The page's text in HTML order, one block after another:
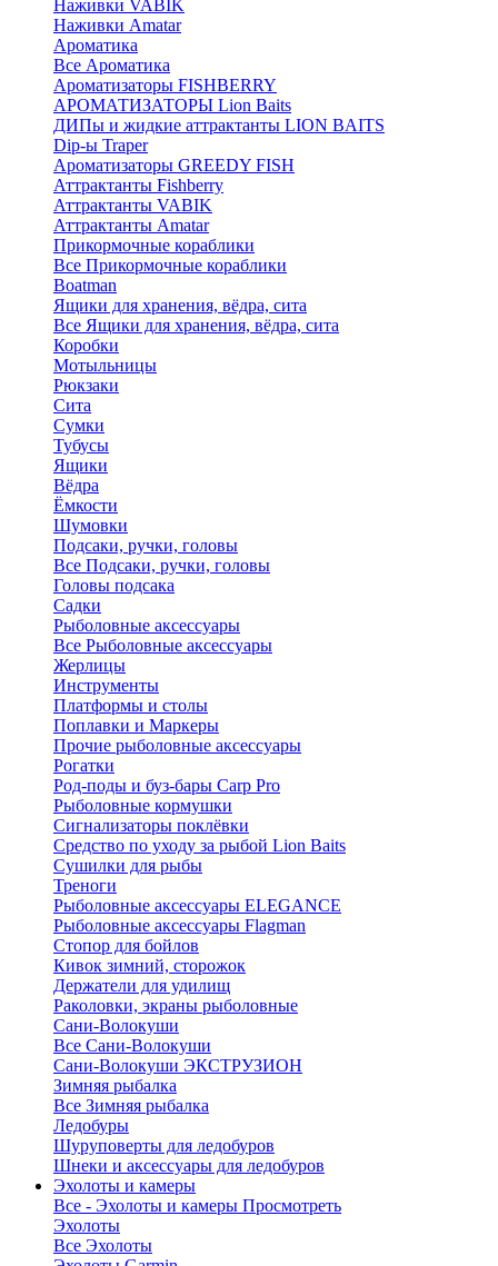
Наживки VABIK
Наживки Amatar
Ароматика
Все Ароматика
Ароматизаторы FISHBERRY
АРОМАТИЗАТОРЫ Lion Baits
ДИПы и жидкие аттрактанты LION BAITS
Dip-ы Traper
Ароматизаторы GREEDY FISH
Аттрактанты Fishberry
Аттрактанты VABIK
Аттрактанты Amatar
Прикормочные кораблики
Все Прикормочные кораблики
Boatman
Ящики для хранения, вёдра, сита
Все Ящики для хранения, вёдра, сита
Коробки
Мотыльницы
Рюкзаки
Сита
Сумки
Тубусы
Ящики
Вёдра
Ёмкости
Шумовки
Подсаки, ручки, головы
Все Подсаки, ручки, головы
Головы подсака
Садки
Рыболовные аксессуары
Все Рыболовные аксессуары
Жерлицы
Инструменты
Платформы и столы
Поплавки и Маркеры
Прочие рыболовные аксессуары
Рогатки
Род-поды и буз-бары Carp Pro
Рыболовные кормушки
Сигнализаторы поклёвки
Средство по уходу за рыбой Lion Baits
Сушилки для рыбы
Треноги
Рыболовные аксессуары ELEGANCE
Рыболовные аксессуары Flagman
Стопор для бойлов
Кивок зимний, сторожок
Держатели для удилищ
Раколовки, экраны рыболовные
Сани-Волокуши
Все Сани-Волокуши
Сани-Волокуши ЭКСТРУЗИОН
Зимняя рыбалка
Все Зимняя рыбалка
Ледобуры
Шуруповерты для ледобуров
Шнеки и аксессуары для ледобуров
Эхолоты и камеры
Все - Эхолоты и камеры Просмотреть
Эхолоты
Все Эхолоты